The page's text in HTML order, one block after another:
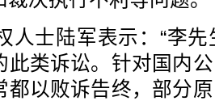
士陆军表示：“李先
此类诉讼。针对国内
都以败诉告终，部分